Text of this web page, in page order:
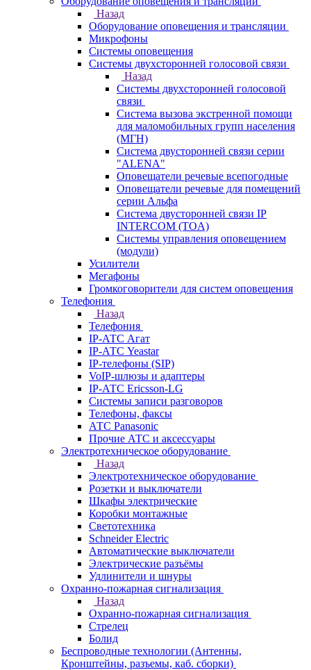
Назад
Оборудование оповещения и трансляции
Микрофоны
Системы оповещения
Системы двухсторонней голосовой связи
Назад
Системы двухсторонней голосовой
связи
Система вызова экстренной помощи
для маломобильных групп населения
(МГН)
Система двусторонней связи серии
"ALENA"
Оповещатели речевые всепогодные
Оповещатели речевые для помещений
серии Альфа
Система двусторонней связи IP
INTERCOM (TOA)
Системы управления оповещением
(модули)
Усилители
Мегафоны
Громкоговорители для систем оповещения
Телефония
Назад
Телефония
IP-АТС Агат
IP-АТС Yeastar
IP-телефоны (SIP)
VoIP-шлюзы и адаптеры
IP-АТС Ericsson-LG
Системы записи разговоров
Телефоны, факсы
АТС Panasonic
Прочие АТС и аксессуары
Электротехническое оборудование
Назад
Электротехническое оборудование
Розетки и выключатели
Шкафы электрические
Коробки монтажные
Светотехника
Schneider Electric
Автоматические выключатели
Электрические разъёмы
Удлинители и шнуры
Охранно-пожарная сигнализация
Назад
Охранно-пожарная сигнализация
Стрелец
Болид
Беспроводные технологии (Антенны,
Кронштейны, разъемы, каб. сборки)